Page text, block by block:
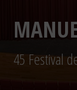
45 Festival